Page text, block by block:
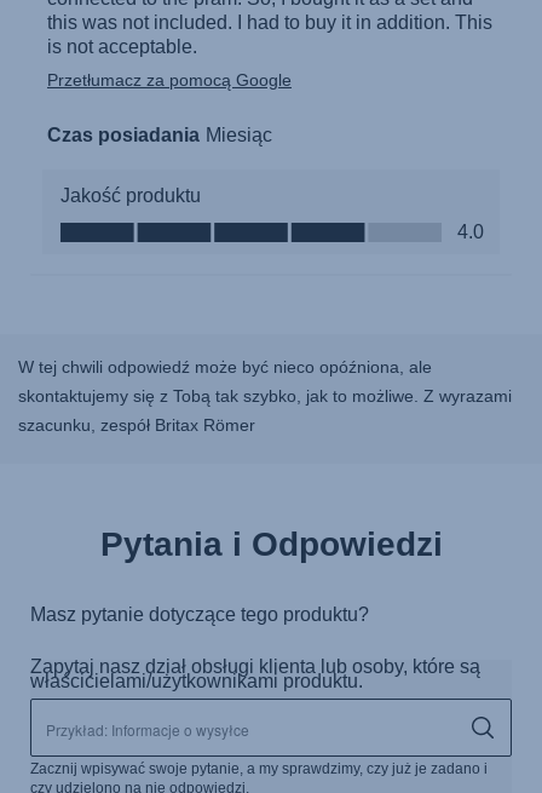
W tej chwili odpowiedź może być nieco opóźniona, ale
skontaktujemy się z Tobą tak szybko, jak to możliwe. Z wyrazami
szacunku, zespół Britax Römer
Pytania i Odpowiedzi